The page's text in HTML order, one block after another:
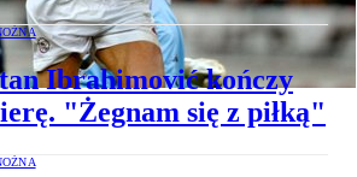
Ibrahimović kończy
"Żegnam się z piłką"